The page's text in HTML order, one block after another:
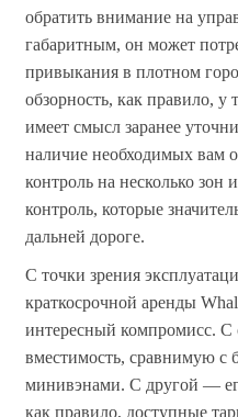
обратить внимание на
габаритным, он может
привыкания в плотном
обзорность, как правило, у
имеет смысл заранее
наличие необходимых вам
контроль на несколько зон
контроль, которые
дальней дороге.
С точки зрения
краткосрочной аренды
интересный компромисс. С
вместимость, сравнимую с
минивэнами. С другой —
как правило, доступные